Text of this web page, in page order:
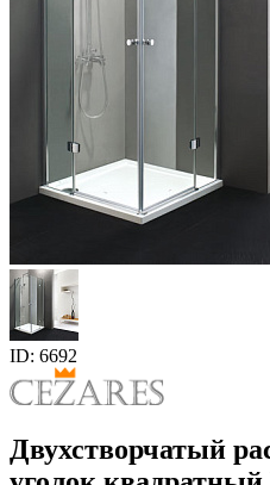
ID: 6692
Двухстворчатый